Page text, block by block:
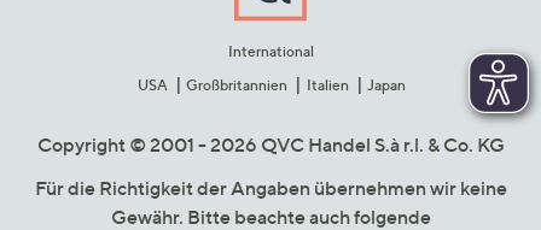
International
USA
Großbritannien Italien Japan
Copyright © 2001 - 2026 QVC Handel S.à r.l. & Co. KG
Für die Richtigkeit der Angaben übernehmen wir keine
Gewähr. Bitte beachte auch folgende